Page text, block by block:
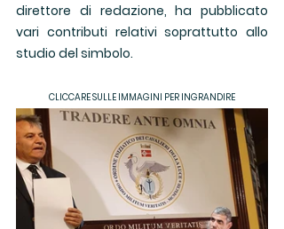
direttore di redazione, ha pubblicato
vari contributi relativi soprattutto allo
studio del simbolo.
CLICCARE SULLE IMMAGINI PER INGRANDIRE